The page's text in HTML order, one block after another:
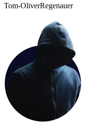
Tom-OliverRegenauer